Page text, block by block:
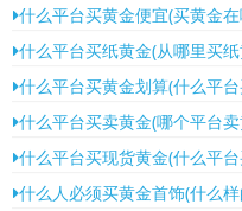
什么平台买黄金便宜(买黄金
什么平台买纸黄金(从哪里买
什么平台买黄金划算(什么平
什么平台买卖黄金(哪个平台
什么平台买现货黄金(什么平
什么人必须买黄金首饰(什么